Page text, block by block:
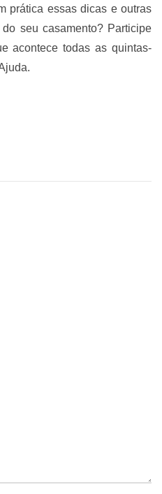
prática essas dicas e outras
seu casamento? Participe
acontece todas as quintas-